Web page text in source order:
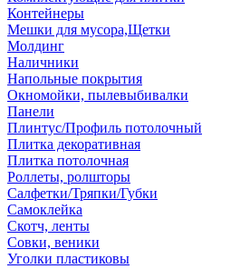
Контейнеры
Мешки для мусора,Щетки
Молдинг
Наличники
Напольные покрытия
Окномойки, пылевыбивалки
Панели
Плинтус/Профиль потолочный
Плитка декоративная
Плитка потолочная
Роллеты, ролшторы
Салфетки/Тряпки/Губки
Самоклейка
Скотч, ленты
Совки, веники
Уголки пластиковы